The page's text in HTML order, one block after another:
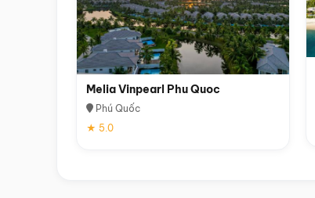
Melia Vinpearl Phu Quoc
Phú Quốc
★ 5.0